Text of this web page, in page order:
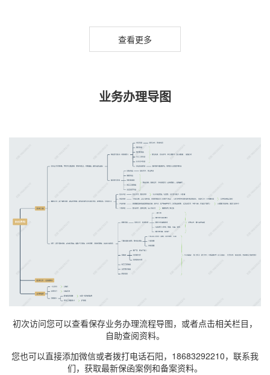
查看更多
业务办理导图
初次访问您可以查看保存业务办理流程导图，或者点击相关栏目，
自助查阅资料。
您也可以直接添加微信或者拨打电话石阳，18683292210，联系我
们，获取最新保函案例和备案资料。